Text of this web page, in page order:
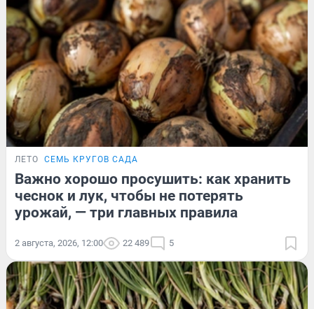
ЛЕТО СЕМЬ КРУГОВ САДА
Важно хорошо просушить: как хранить
чеснок и лук, чтобы не потерять
урожай, — три главных правила
2 августа, 2026, 12:00 22 489 5